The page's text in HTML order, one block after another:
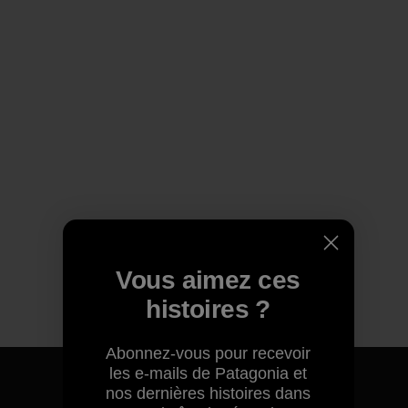
Vous aimez ces
histoires ?
Abonnez-vous pour recevoir
les e-mails de Patagonia et
nos dernières histoires dans